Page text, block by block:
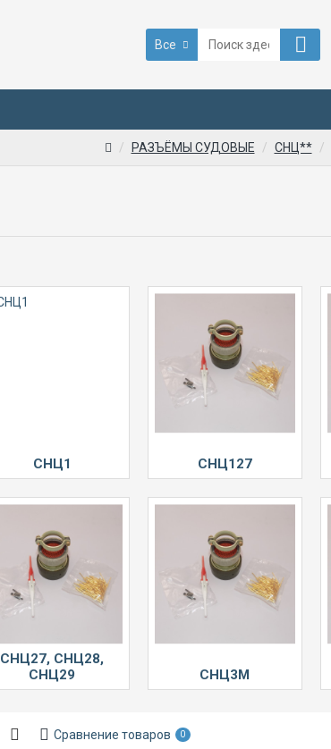
Все
РАЗЪЁМЫ СУДОВЫЕ СНЦ**
СНЦ1 СНЦ127
СНЦ27, СНЦ28,
СНЦ29
СНЦ3М
Сравнение товаров 0